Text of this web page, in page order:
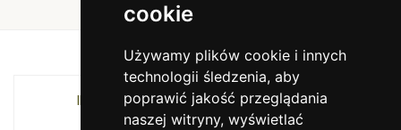
cookie
Używamy plików cookie i innych
technologii śledzenia, aby
poprawić jakość przeglądania
naszej witryny, wyświetlać
INSTYTUCJA KULTURY MIASTA KRAKOWA I
WOJEWÓDZTWA MAŁOPOLSKIEGO